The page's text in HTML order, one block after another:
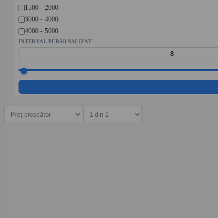
1500 - 2000
3000 - 4000
4000 - 5000
INTERVAL PERSONALIZAT